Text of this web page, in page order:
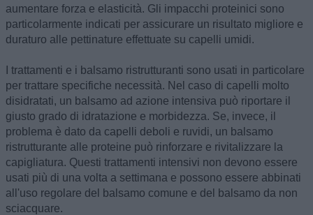
aumentare forza e elasticità. Gli impacchi proteinici sono
particolarmente indicati per assicurare un risultato migliore e
duraturo alle pettinature effettuate su capelli umidi.
I trattamenti e i balsamo ristrutturanti sono usati in particolare
per trattare specifiche necessità. Nel caso di capelli molto
disidratati, un balsamo ad azione intensiva può riportare il
giusto grado di idratazione e morbidezza. Se, invece, il
problema è dato da capelli deboli e ruvidi, un balsamo
ristrutturante alle proteine può rinforzare e rivitalizzare la
capigliatura. Questi trattamenti intensivi non devono essere
usati più di una volta a settimana e possono essere abbinati
all'uso regolare del balsamo comune e del balsamo da non
sciacquare.